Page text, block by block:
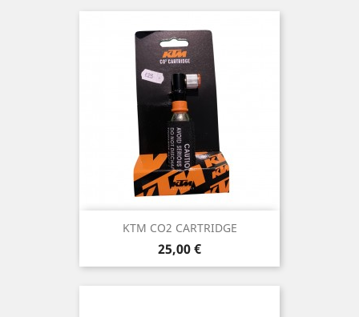
KTM CO2 CARTRIDGE
Prix
25,00 €